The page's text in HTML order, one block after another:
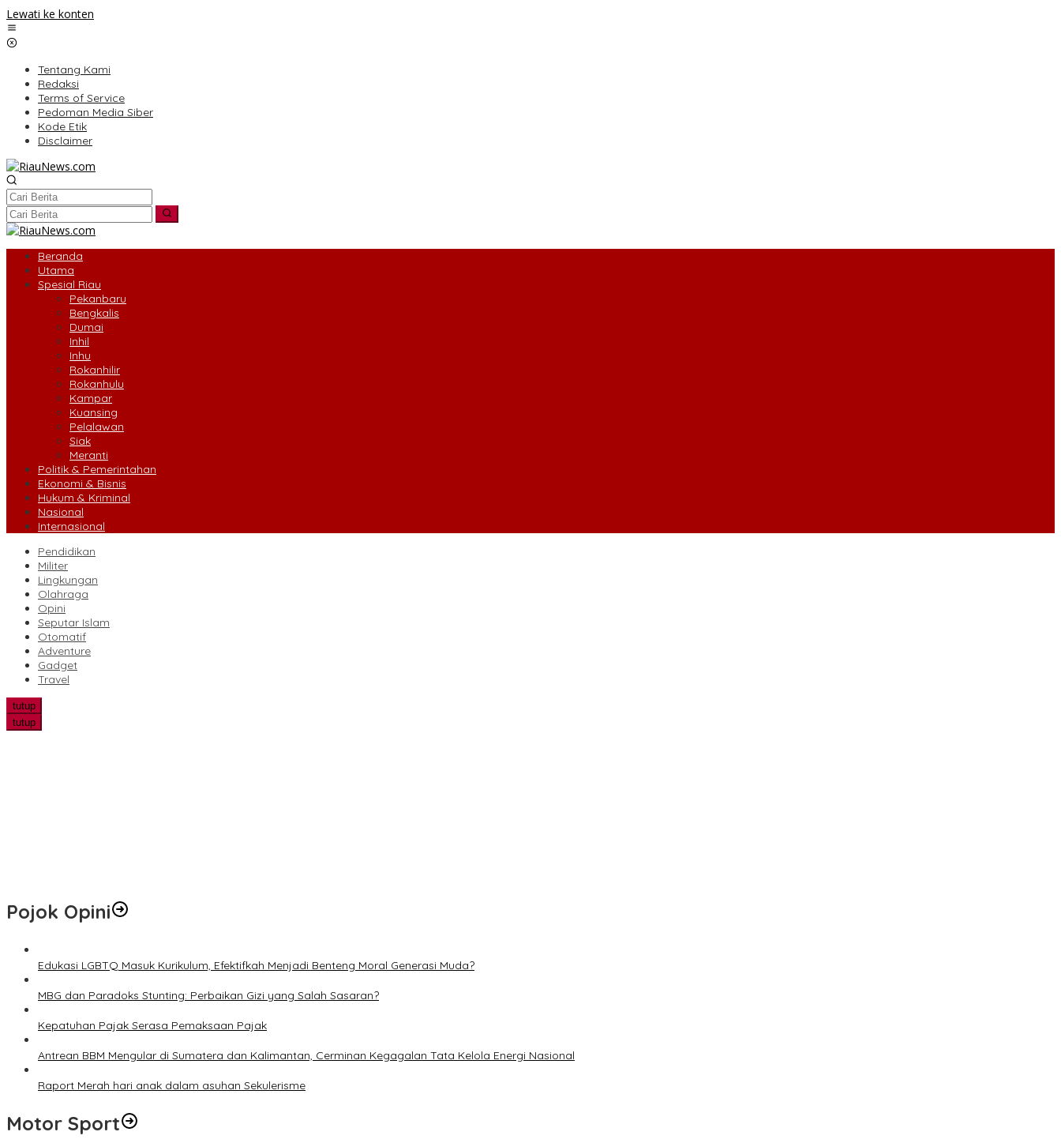
Lewati ke konten
Tentang Kami
Redaksi
Terms of Service
Pedoman Media Siber
Kode Etik
Disclaimer
Beranda
Utama
Spesial Riau
Pekanbaru
Bengkalis
Dumai
Inhil
Inhu
Rokanhilir
Rokanhulu
Kampar
Kuansing
Pelalawan
Siak
Meranti
Politik & Pemerintahan
Ekonomi & Bisnis
Hukum & Kriminal
Nasional
Internasional
Pendidikan
Militer
Lingkungan
Olahraga
Opini
Seputar Islam
Otomatif
Adventure
Gadget
Travel
tutup
tutup
Pojok Opini
Edukasi LGBTQ Masuk Kurikulum, Efektifkah Menjadi Benteng Moral Generasi Muda?
MBG dan Paradoks Stunting: Perbaikan Gizi yang Salah Sasaran?
Kepatuhan Pajak Serasa Pemaksaan Pajak
Antrean BBM Mengular di Sumatera dan Kalimantan, Cerminan Kegagalan Tata Kelola Energi Nasional
Raport Merah hari anak dalam asuhan Sekulerisme
Motor Sport